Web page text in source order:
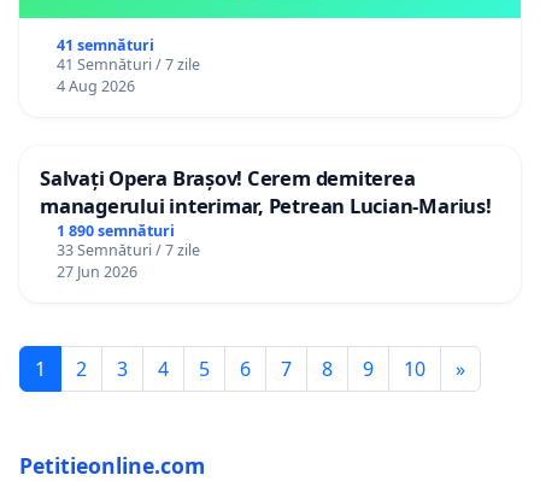
41 semnături
41 Semnături / 7 zile
4 Aug 2026
Salvați Opera Brașov! Cerem demiterea
managerului interimar, Petrean Lucian-Marius!
1 890 semnături
33 Semnături / 7 zile
27 Jun 2026
1 2 3 4 5 6 7 8 9 10 »
Petitieonline.com